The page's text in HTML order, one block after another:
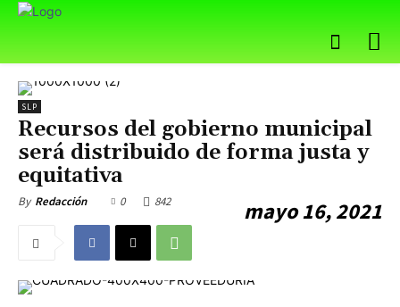
SLP
Recursos del gobierno municipal
será distribuido de forma justa y
equitativa
By Redacción mayo 16, 2021
0 842